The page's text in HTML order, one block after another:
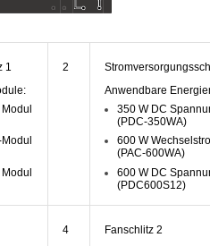
1
2
Anwendbare
350 W DC
(PDC-350WA)
600 W
(PAC-600WA)
600 W DC
(PDC600S12)
4
Fanschlitz 2